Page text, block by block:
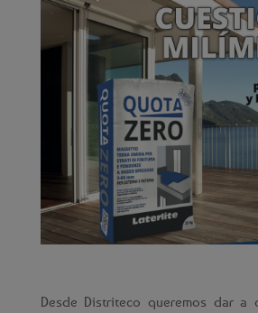
Desde Distriteco queremos dar a